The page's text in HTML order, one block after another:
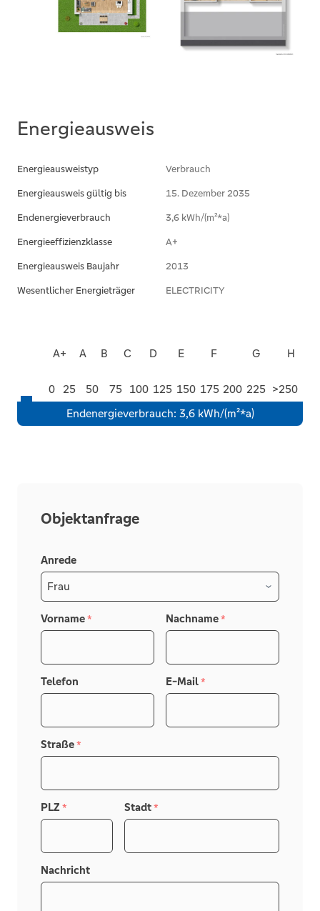
Eigennutzer dar, die ein zukunftssicheres
Zuhause suchen.
Wir laden Sie herzlich ein, sich selbst von
** WIR SUCHEN HÄUSER UND WOHNUNGEN
FÜR VORGEMERKTE KUNDEN MIT
Energieausweis
Energieausweistyp
Verbrauch
Energieausweis gültig bis
15. Dezember 2035
Endenergieverbrauch
3,6 kWh/(m²*a)
Energieeffizienzklasse
A+
Energieausweis Baujahr
2013
Wesentlicher Energieträger
ELECTRICITY
A+ A B C D E F G H
0 25 50 75 100 125 150 175 200 225 >250
Endenergieverbrauch: 3,6 kWh/(m²*a)
Objektanfrage
Anrede
Vorname * Nachname *
Telefon E-Mail *
Straße *
PLZ * Stadt *
Nachricht